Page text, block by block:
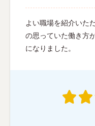
よい職場を紹介いた
の思っていた働き方
になりました。